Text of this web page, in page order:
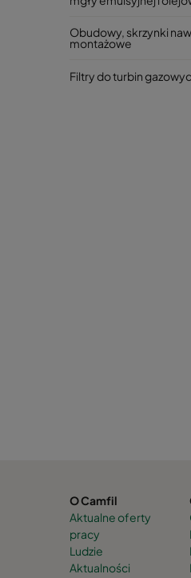
Obudowy, skrzynki
montażowe
Filtry do turbin
O Camfil
Aktualne oferty
pracy
Ludzie
Aktualności